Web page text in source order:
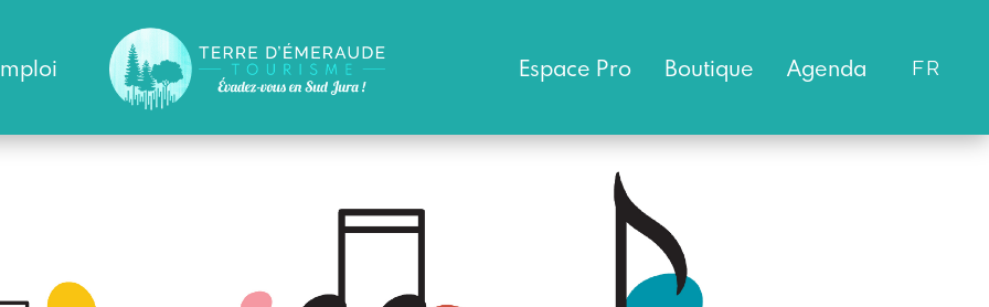
FR
Agenda
Boutique
Espace Pro